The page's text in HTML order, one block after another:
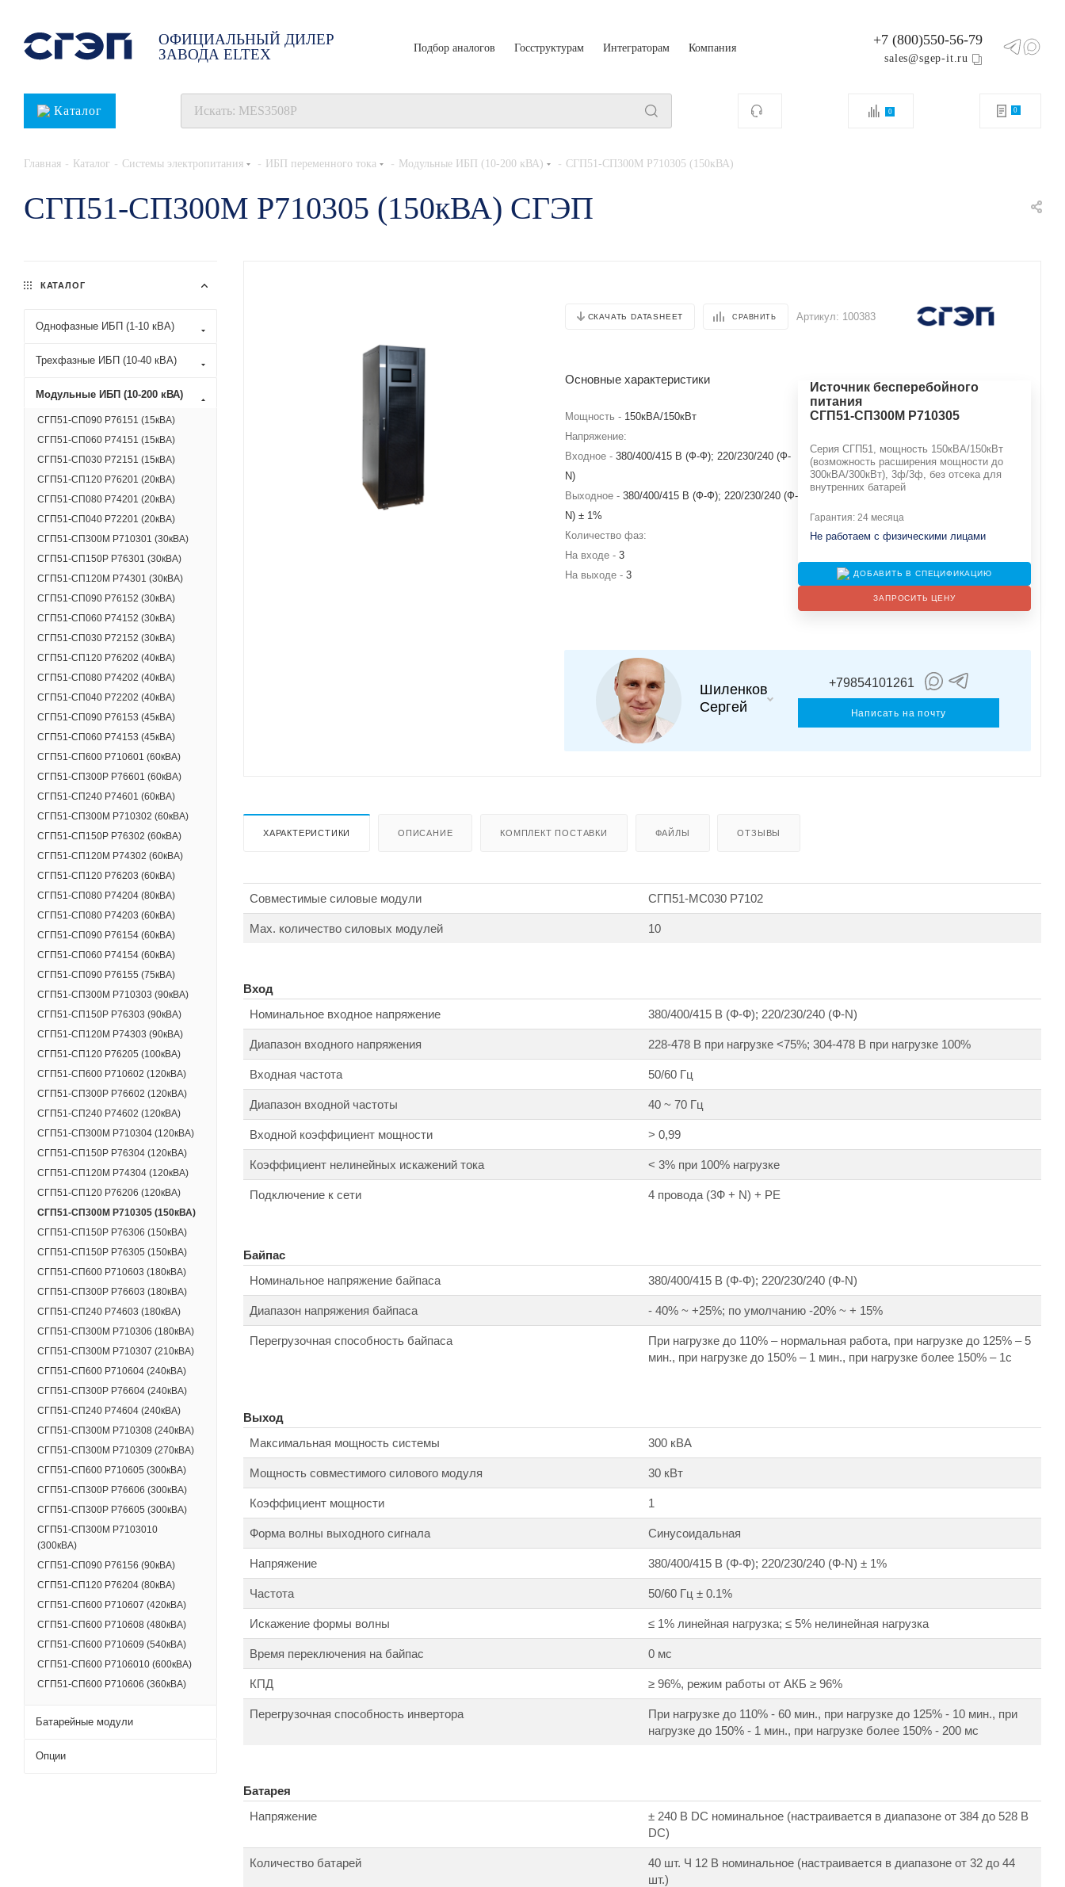
ОФИЦИАЛЬНЫЙ ДИЛЕР
ЗАВОДА ELTEX
Подбор аналогов Госструктурам Интеграторам Компания +7 (800)550-56-79
sales@sgep-it.ru
Каталог 0 0
Главная - Каталог - Системы электропитания - ИБП переменного тока - Модульные ИБП (10-200 кВА) - СГП51-СП300М Р710305 (150кВА)
СГП51-СП300М Р710305 (150кВА) СГЭП
СКАЧАТЬ DATASHEET СРАВНИТЬ Артикул: 100383
Основные характеристики
Мощность - 150кВА/150кВт
Напряжение:
Входное - 380/400/415 В (Ф-Ф); 220/230/240 (Ф-
N)
Выходное - 380/400/415 В (Ф-Ф); 220/230/240 (Ф-
N) ± 1%
Количество фаз:
На входе - 3
На выходе - 3
Источник бесперебойного
питания
СГП51-СП300М Р710305
Серия СГП51, мощность 150кВА/150кВт
(возможность расширения мощности до
300кВА/300кВт), 3ф/3ф, без отсека для
внутренних батарей
Гарантия: 24 месяца
Не работаем с физическими лицами
ДОБАВИТЬ В СПЕЦИФИКАЦИЮ
ЗАПРОСИТЬ ЦЕНУ
Шиленков
Сергей
+79854101261
Написать на почту
ХАРАКТЕРИСТИКИ ОПИСАНИЕ КОМПЛЕКТ ПОСТАВКИ ФАЙЛЫ ОТЗЫВЫ
Совместимые силовые модули СГП51-МС030 Р7102
Max. количество силовых модулей 10
Вход
Номинальное входное напряжение
380/400/415 В (Ф-Ф); 220/230/240 (Ф-N)
Диапазон входного напряжения 228-478 В при нагрузке <75%; 304-478 В при нагрузке 100%
Входная частота 50/60 Гц
Диапазон входной частоты 40 ~ 70 Гц
Входной коэффициент мощности > 0,99
Коэффициент нелинейных искажений тока < 3% при 100% нагрузке
Подключение к сети 4 провода (3Ф + N) + РЕ
Байпас
Номинальное напряжение байпаса
380/400/415 В (Ф-Ф); 220/230/240 (Ф-N)
Диапазон напряжения байпаса - 40% ~ +25%; по умолчанию -20% ~ + 15%
Перегрузочная способность байпаса
При нагрузке до 110% – нормальная работа, при нагрузке до 125% – 5
мин., при нагрузке до 150% – 1 мин., при нагрузке более 150% – 1с
Выход
Максимальная мощность системы
300 кВА
Мощность совместимого силового модуля 30 кВт
Коэффициент мощности 1
Форма волны выходного сигнала Синусоидальная
Напряжение 380/400/415 В (Ф-Ф); 220/230/240 (Ф-N) ± 1%
Частота 50/60 Гц ± 0.1%
Искажение формы волны ≤ 1% линейная нагрузка; ≤ 5% нелинейная нагрузка
Время переключения на байпас 0 мс
КПД ≥ 96%, режим работы от АКБ ≥ 96%
Перегрузочная способность инвертора
При нагрузке до 110% - 60 мин., при нагрузке до 125% - 10 мин., при
нагрузке до 150% - 1 мин., при нагрузке более 150% - 200 мс
Батарея
Напряжение
± 240 В DC номинальное (настраивается в диапазоне от 384 до 528 В
DC)
Количество батарей
40 шт. Ч 12 В номинальное (настраивается в диапазоне от 32 до 44
шт.)
КАТАЛОГ
Однофазные ИБП (1-10 кВА)
Трехфазные ИБП (10-40 кВА)
Модульные ИБП (10-200 кВА)
СГП51-СП090 Р76151 (15кВА)
СГП51-СП060 Р74151 (15кВА)
СГП51-СП030 Р72151 (15кВА)
СГП51-СП120 Р76201 (20кВА)
СГП51-СП080 Р74201 (20кВА)
СГП51-СП040 Р72201 (20кВА)
СГП51-СП300М Р710301 (30кВА)
СГП51-СП150Р Р76301 (30кВА)
СГП51-СП120M Р74301 (30кВА)
СГП51-СП090 Р76152 (30кВА)
СГП51-СП060 Р74152 (30кВА)
СГП51-СП030 Р72152 (30кВА)
СГП51-СП120 Р76202 (40кВА)
СГП51-СП080 Р74202 (40кВА)
СГП51-СП040 Р72202 (40кВА)
СГП51-СП090 Р76153 (45кВА)
СГП51-СП060 Р74153 (45кВА)
СГП51-СП600 Р710601 (60кВА)
СГП51-СП300Р Р76601 (60кВА)
СГП51-СП240 Р74601 (60кВА)
СГП51-СП300М Р710302 (60кВА)
СГП51-СП150Р Р76302 (60кВА)
СГП51-СП120M Р74302 (60кВА)
СГП51-СП120 Р76203 (60кВА)
СГП51-СП080 Р74204 (80кВА)
СГП51-СП080 Р74203 (60кВА)
СГП51-СП090 Р76154 (60кВА)
СГП51-СП060 Р74154 (60кВА)
СГП51-СП090 Р76155 (75кВА)
СГП51-СП300М Р710303 (90кВА)
СГП51-СП150Р Р76303 (90кВА)
СГП51-СП120M Р74303 (90кВА)
СГП51-СП120 Р76205 (100кВА)
СГП51-СП600 Р710602 (120кВА)
СГП51-СП300Р Р76602 (120кВА)
СГП51-СП240 Р74602 (120кВА)
СГП51-СП300М Р710304 (120кВА)
СГП51-СП150Р Р76304 (120кВА)
СГП51-СП120M Р74304 (120кВА)
СГП51-СП120 Р76206 (120кВА)
СГП51-СП300М Р710305 (150кВА)
СГП51-СП150Р Р76306 (150кВА)
СГП51-СП150Р Р76305 (150кВА)
СГП51-СП600 Р710603 (180кВА)
СГП51-СП300Р Р76603 (180кВА)
СГП51-СП240 Р74603 (180кВА)
СГП51-СП300М Р710306 (180кВА)
СГП51-СП300М Р710307 (210кВА)
СГП51-СП600 Р710604 (240кВА)
СГП51-СП300Р Р76604 (240кВА)
СГП51-СП240 Р74604 (240кВА)
СГП51-СП300М Р710308 (240кВА)
СГП51-СП300М Р710309 (270кВА)
СГП51-СП600 Р710605 (300кВА)
СГП51-СП300Р Р76606 (300кВА)
СГП51-СП300Р Р76605 (300кВА)
СГП51-СП300М Р7103010
(300кВА)
СГП51-СП090 Р76156 (90кВА)
СГП51-СП120 Р76204 (80кВА)
СГП51-СП600 Р710607 (420кВА)
СГП51-СП600 Р710608 (480кВА)
СГП51-СП600 Р710609 (540кВА)
СГП51-СП600 Р7106010 (600кВА)
СГП51-СП600 Р710606 (360кВА)
Батарейные модули
Опции